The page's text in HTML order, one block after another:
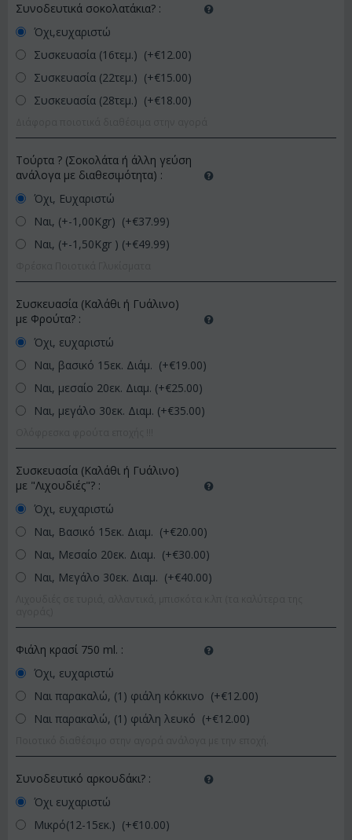
Συνοδευτικά σοκολατάκια? :
Όχι,ευχαριστώ
Συσκευασία (16τεμ.) (+€12.00)
Συσκευασία (22τεμ.) (+€15.00)
Συσκευασία (28τεμ.) (+€18.00)
Τούρτα ? (Σοκολάτα ή άλλη γεύση
ανάλογα με διαθεσιμότητα) :
Όχι, Ευχαριστώ
Ναι, (+-1,00Kgr) (+€37.99)
Ναι, (+-1,50Kgr ) (+€49.99)
Συσκευασία (Καλάθι ή Γυάλινο)
με Φρούτα? :
Όχι, ευχαριστώ
Ναι, βασικό 15εκ. Διάμ. (+€19.00)
Ναι, μεσαίο 20εκ. Διαμ. (+€25.00)
Ναι, μεγάλο 30εκ. Διαμ. (+€35.00)
Συσκευασία (Καλάθι ή Γυάλινο)
με "Λιχουδιές"? :
Όχι, ευχαριστώ
Ναι, Βασικό 15εκ. Διαμ. (+€20.00)
Ναι, Μεσαίο 20εκ. Διαμ. (+€30.00)
Ναι, Μεγάλο 30εκ. Διαμ. (+€40.00)
Φιάλη κρασί 750 ml. :
Όχι, ευχαριστώ
Ναι παρακαλώ, (1) φιάλη κόκκινο (+€12.00)
Ναι παρακαλώ, (1) φιάλη λευκό (+€12.00)
Συνοδευτικό αρκουδάκι? :
Όχι ευχαριστώ
Μικρό(12-15εκ.) (+€10.00)